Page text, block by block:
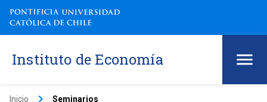
Instituto de Economía
Inicio keyboard_arrow_right Seminarios